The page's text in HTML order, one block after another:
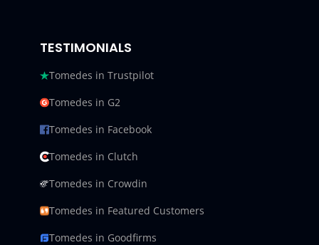
TESTIMONIALS
Tomedes in Trustpilot
Tomedes in G2
Tomedes in Facebook
Tomedes in Clutch
Tomedes in Crowdin
Tomedes in Featured Customers
Tomedes in Goodfirms